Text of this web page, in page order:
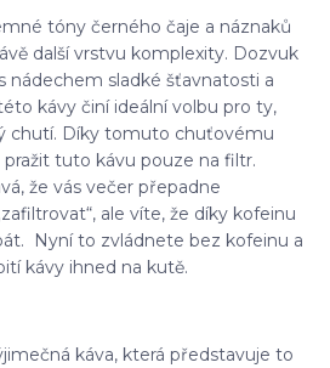
tóny černého čaje a náznaků
další vrstvu komplexity. Dozvuk
nádechem sladké šťavnatosti a
kávy činí ideální volbu pro ty,
chutí. Díky tomuto chuťovému
tuto kávu pouze na filtr.
že vás večer přepadne
ale víte, že díky kofeinu
Nyní to zvládnete bez kofeinu a
kávy ihned na kutě.
káva, která představuje to